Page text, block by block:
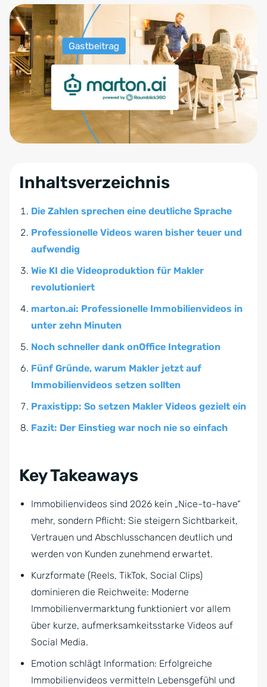
Inhaltsverzeichnis
Die Zahlen sprechen eine deutliche Sprache
Professionelle Videos waren bisher teuer und
aufwendig
Wie KI die Videoproduktion für Makler
revolutioniert
marton.ai: Professionelle Immobilienvideos in
unter zehn Minuten
Noch schneller dank onOffice Integration
Fünf Gründe, warum Makler jetzt auf
Immobilienvideos setzen sollten
Praxistipp: So setzen Makler Videos gezielt ein
Fazit: Der Einstieg war noch nie so einfach
Key Takeaways
Immobilienvideos sind 2026 kein „Nice-to-have“
mehr, sondern Pflicht: Sie steigern Sichtbarkeit,
Vertrauen und Abschlusschancen deutlich und
werden von Kunden zunehmend erwartet.
Kurzformate (Reels, TikTok, Social Clips)
dominieren die Reichweite: Moderne
Immobilienvermarktung funktioniert vor allem
über kurze, aufmerksamkeitsstarke Videos auf
Social Media.
Emotion schlägt Information: Erfolgreiche
Immobilienvideos vermitteln Lebensgefühl und